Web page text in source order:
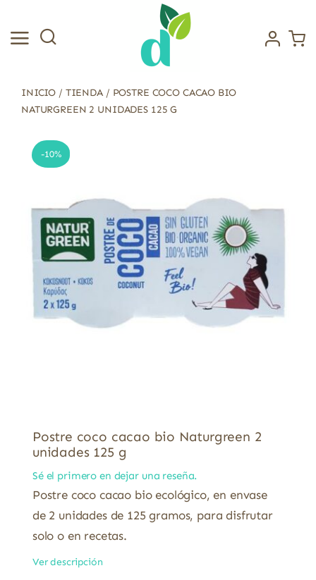
contenido
INICIO / TIENDA/ POSTRE COCO CACAO BIO
NATURGREEN 2 UNIDADES 125 G
-10%
Postre coco cacao bio Naturgreen 2
unidades 125 g
Sé el primero en dejar una reseña.
Postre coco cacao bio ecológico, en envase
de 2 unidades de 125 gramos, para disfrutar
solo o en recetas.
Ver descripción